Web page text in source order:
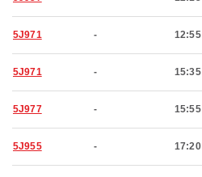
5J971 - 12:55
5J971 - 15:35
5J977 - 15:55
5J955 - 17:20